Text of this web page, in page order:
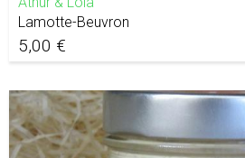
Lamotte-Beuvron
5,00 €